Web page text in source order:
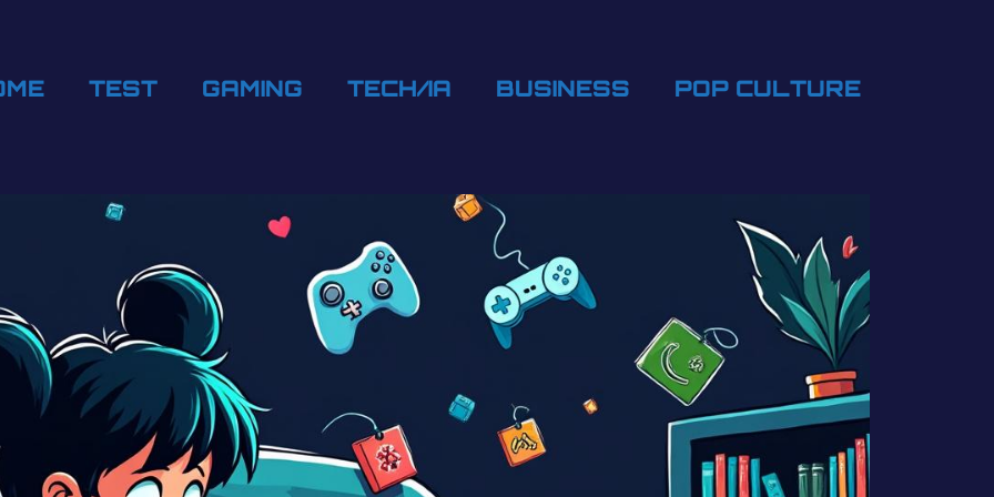
TEST GAMING TECH/IA BUSINESS POP CULTURE